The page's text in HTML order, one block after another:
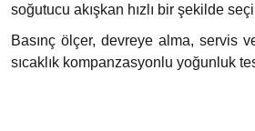
soğutucu akışkan hızlı bir şekilde
Basınç ölçer, devreye alma, servis
sıcaklık kompanzasyonlu yoğunluk